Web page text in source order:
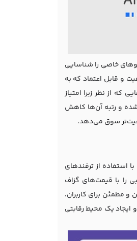
خاصی را شناسایی
و قابل اعتماد که به
از نظر زبرا امتیاز
شده و رتبه آن‌ها کاهش
سوق می‌دهد.
استفاده از ترفندهای
را با قیمت‌های گزاف
و مطمئن برای کاربران،
ایجاد یک محیط رقابتی